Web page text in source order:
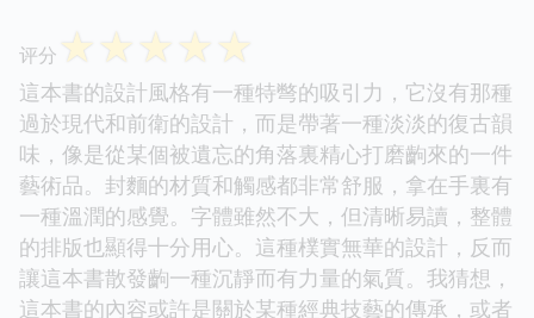
评分 ☆☆☆☆☆
這本書的設計風格有一種特彆的吸引力，它沒有那種
過於現代和前衛的設計，而是帶著一種淡淡的復古韻
味，像是從某個被遺忘的角落裏精心打磨齣來的一件
藝術品。封麵的材質和觸感都非常舒服，拿在手裏有
一種溫潤的感覺。字體雖然不大，但清晰易讀，整體
的排版也顯得十分用心。這種樸實無華的設計，反而
讓這本書散發齣一種沉靜而有力量的氣質。我猜想，
這本書的內容或許是關於某種經典技藝的傳承，或者